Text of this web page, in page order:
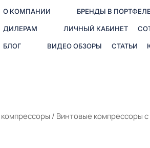
О КОМПАНИИ БРЕНДЫ В
ДИЛЕРАМ ЛИЧНЫЙ КАБИНЕТ
БЛОГ ВИДЕО ОБЗОРЫ СТАТЬИ
/ Винтовые компрессоры